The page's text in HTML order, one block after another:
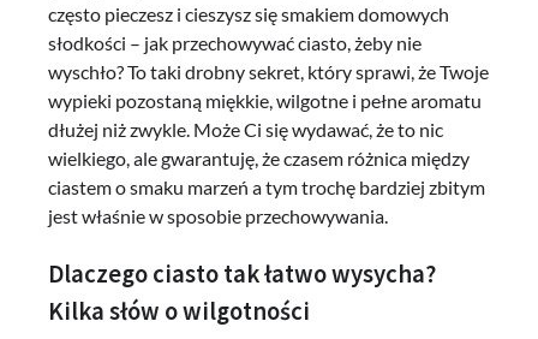
często pieczesz i cieszysz się smakiem domowych
słodkości – jak przechowywać ciasto, żeby nie
wyschło? To taki drobny sekret, który sprawi, że Twoje
wypieki pozostaną miękkie, wilgotne i pełne aromatu
dłużej niż zwykle. Może Ci się wydawać, że to nic
wielkiego, ale gwarantuję, że czasem różnica między
ciastem o smaku marzeń a tym trochę bardziej zbitym
jest właśnie w sposobie przechowywania.
Dlaczego ciasto tak łatwo wysycha?
Kilka słów o wilgotności